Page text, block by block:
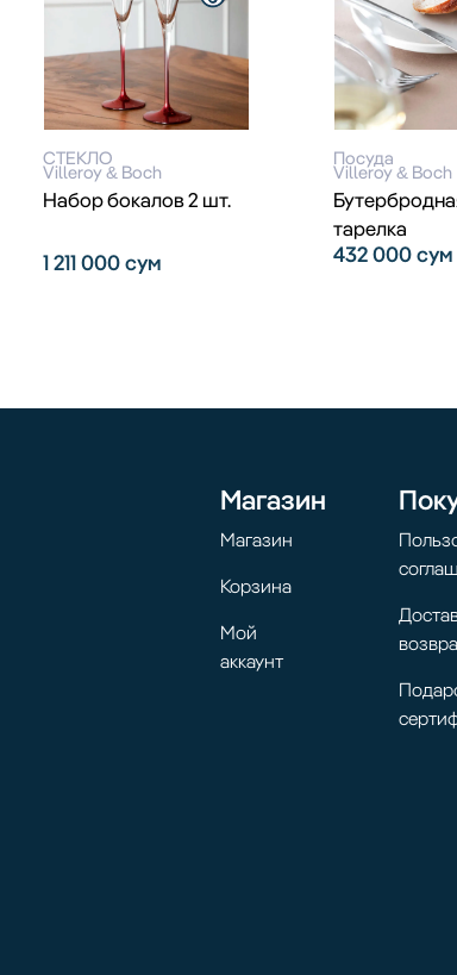
СТЕКЛО
Villeroy & Boch
Набор бокалов 2 шт.
1 211 000сум
Посуда
Villeroy & Boch
тарелка
432 000сум
Магазин
Магазин
Корзина
Мой
аккаунт